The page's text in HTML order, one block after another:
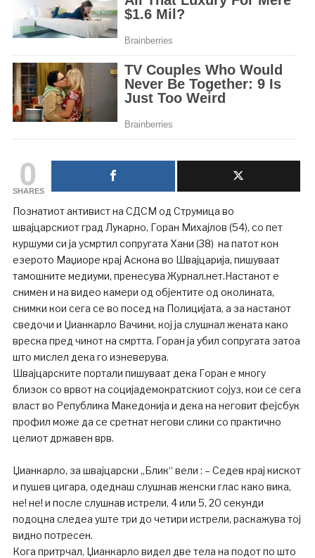
0
SHARES
Познатиот активист на СДСМ од Струмица во
швајцарскиот град Лукарно, Горан Михајлов (54), со пет
куршуми си ја усмртил сопругата Хани (38) на патот кон
езерото Маџиоре крај Аскона во Швајцарија, пишуваат
тамошните медиуми, пренесува Журнал.нет.Настанот е
снимен и на видео камери од објектите од околината,
снимки кои сега се во посед на Полицијата, а за настанот
сведочи и Џианкарло Вачини, кој ја слушнал жената како
вреска пред чинот на смртта. Горан ја убил сопругата затоа
што мислел дека го изневерува.
Швајцарските портали пишуваат дека Горан е многу
близок со врвот на социјадемократскиот сојуз, кои се сега
власт во Република Македонија и дека на неговит фејсбук
профил може да се сретнат негови слики со практично
целиот државен врв.
Џианкарло, за швајцарски „Блик“ вели : – Седев крај кискот
и пушев цигара, одеднаш слушнав женски глас како вика,
не! не! и после слушнав истрели, 4 или 5, 20 секунди
подоцна следеа уште три до четири истрели, раскажува тој
видно потресен.
Кога притрчал, Џианкарло видел две тела на подот по што